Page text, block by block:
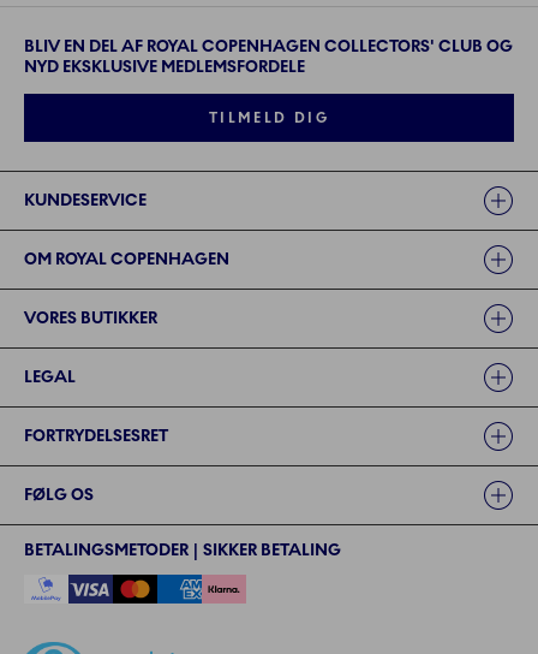
BLIV EN DEL AF ROYAL COPENHAGEN COLLECTORS' CLUB OG
NYD EKSKLUSIVE MEDLEMSFORDELE
TILMELD DIG
KUNDESERVICE
OM ROYAL COPENHAGEN
VORES BUTIKKER
LEGAL
FORTRYDELSESRET
FØLG OS
BETALINGSMETODER | SIKKER BETALING